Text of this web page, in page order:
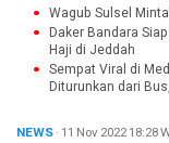
Wagub Sulsel
Daker Bandara
Haji di Jeddah
Sempat Viral di
Diturunkan dari
NEWS· 11 Nov 202218:28